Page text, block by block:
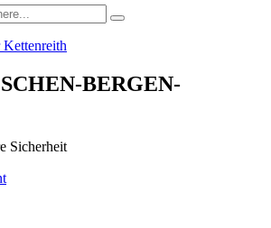
BERGEN-
Sicherheit